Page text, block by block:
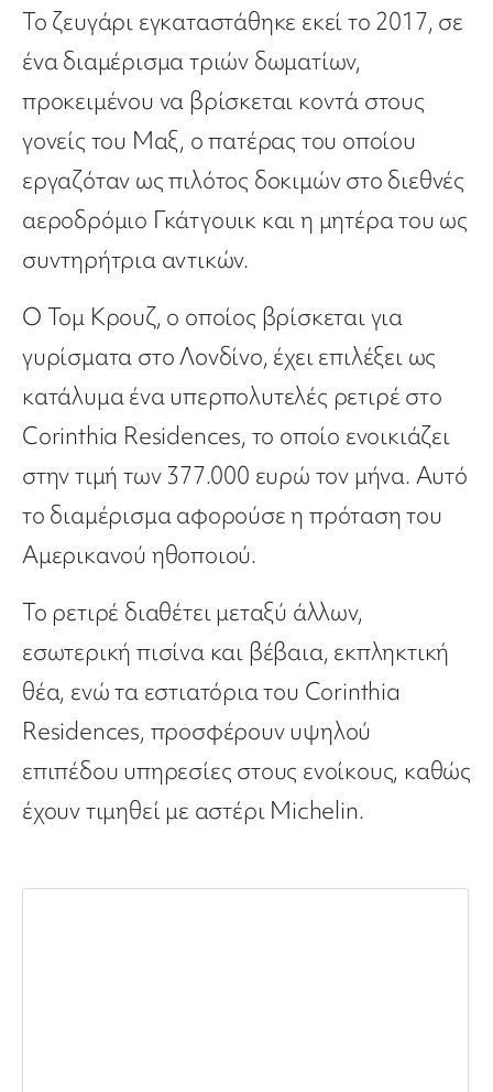
Το ζευγάρι εγκαταστάθηκε εκεί το 2017, σε
ένα διαμέρισμα τριών δωματίων,
προκειμένου να βρίσκεται κοντά στους
γονείς του Μαξ, ο πατέρας του οποίου
εργαζόταν ως πιλότος δοκιμών στο διεθνές
αεροδρόμιο Γκάτγουικ και η μητέρα του ως
συντηρήτρια αντικών.
Ο Τομ Κρουζ, ο οποίος βρίσκεται για
γυρίσματα στο Λονδίνο, έχει επιλέξει ως
κατάλυμα ένα υπερπολυτελές ρετιρέ στo
Corinthia Residences, το οποίο ενοικιάζει
στην τιμή των 377.000 ευρώ τον μήνα. Αυτό
το διαμέρισμα αφορούσε η πρόταση του
Αμερικανού ηθοποιού.
Το ρετιρέ διαθέτει μεταξύ άλλων,
εσωτερική πισίνα και βέβαια, εκπληκτική
θέα, ενώ τα εστιατόρια του Corinthia
Residences, προσφέρουν υψηλού
επιπέδου υπηρεσίες στους ενοίκους, καθώς
έχουν τιμηθεί με αστέρι Michelin.